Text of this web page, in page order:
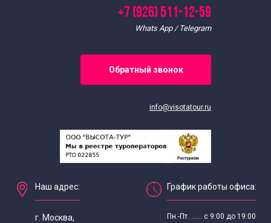
+7 (926) 511-12-59
Whats App / Telegram
Обратный звонок
info@visotatour.ru
Наш адрес:
г. Москва,
График работы офиса:
Пн.-Пт. ...... с 9:00 до 19:00